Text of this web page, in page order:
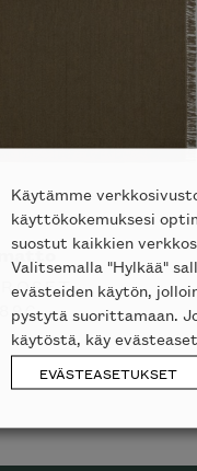
€
Käytämme
käyttökokemuksesi
suostut kaikkien
Valitsemalla "Hylkää"
evästeiden käytön,
pystytä suorittamaan.
käytöstä, käy
EVÄSTEASETUKSET